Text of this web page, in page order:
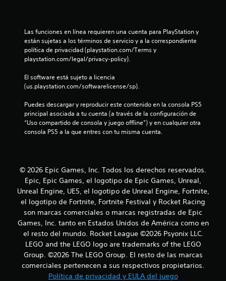
i
n
e
s
e
l
l
a
s
e
Las funciones en línea requieren una cuenta para PlayStation y
están sujetas a los términos de servicio y a la correspondiente
política de privacidad (playstation.com/Terms y
playstation.com/legal/privacy-policy).
El software está sujeto a licencia
(us.playstation.com/softwarelicense/sp).
Puedes descargar y reproducir este contenido en la consola PS5
principal asociada a tu cuenta (a través de la configuración de
“Uso compartido de consola y juego offline”) y en cualquier otra
consola PS5 a la que entres con tu misma cuenta.
© 2026 Epic Games, Inc. Todos los derechos reservados.
Epic, Epic Games, el logotipo de Epic Games, Unreal,
Unreal Engine, UE5, el logotipo de Unreal Engine, Fortnite,
el logotipo de Fortnite, Fortnite Festival y Rocket Racing
son marcas comerciales o marcas registradas de Epic
Games, Inc. tanto en Estados Unidos de América como en
el resto del mundo. Rocket League ©2026 Psyonix LLC.
LEGO and the LEGO logo are trademarks of the LEGO
Group. ©2026 The LEGO Group. El resto de las marcas
comerciales pertenecen a sus respectivos propietarios.
Política de privacidad y EULA del juego